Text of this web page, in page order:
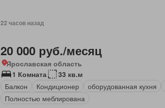
22 часов назад
20 000 руб./месяц
Ярославская область
1 Комната
33 кв.м
Балкон
Кондиционер оборудованная кухня
Полностью меблирована